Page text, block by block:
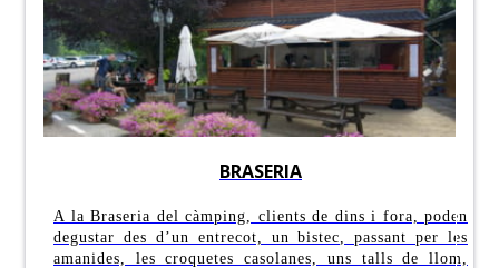
BRASERIA
A la Braseria del càmping, clients de dins i fora, poden
degustar des d’un entrecot, un bistec, passant per les
amanides, les croquetes casolanes, uns talls de llom,